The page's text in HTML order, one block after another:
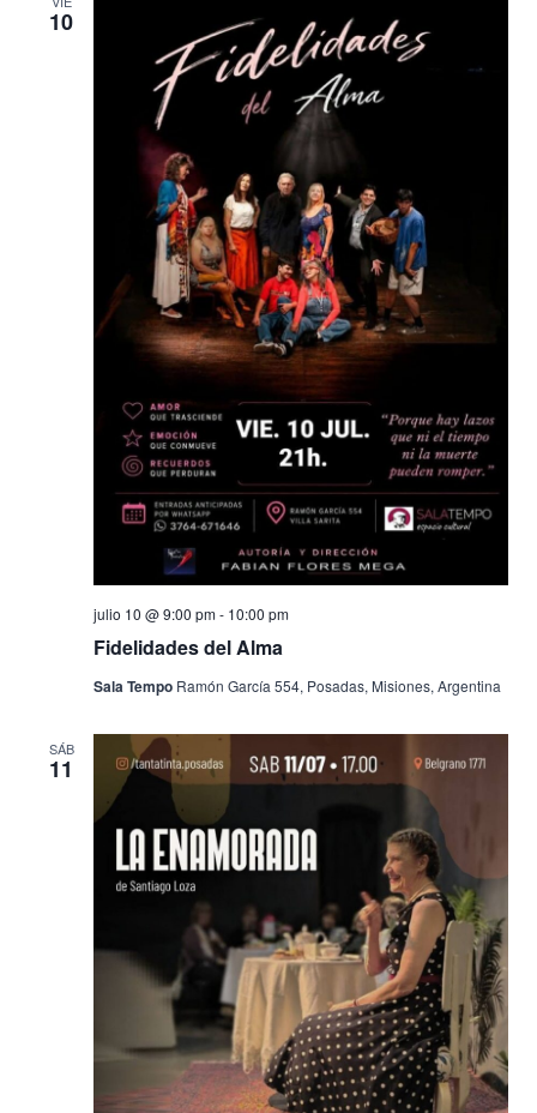
10
Fidelidades del Alma
julio 10 @ 9:00 pm- 10:00 pm
Sala Tempo Ramón García 554, Posadas, Misiones, Argentina
SÁB
11